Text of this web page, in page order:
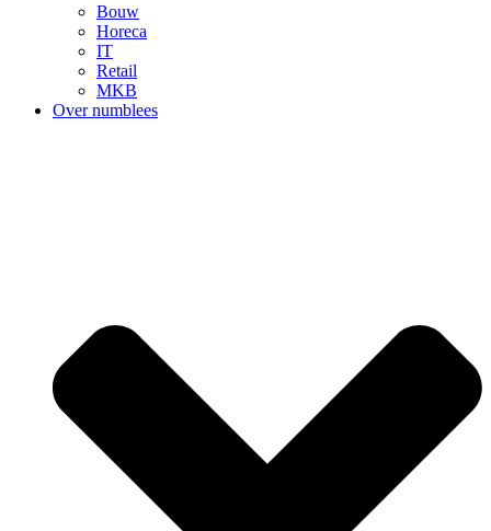
Bouw
Horeca
IT
Retail
MKB
Over numblees